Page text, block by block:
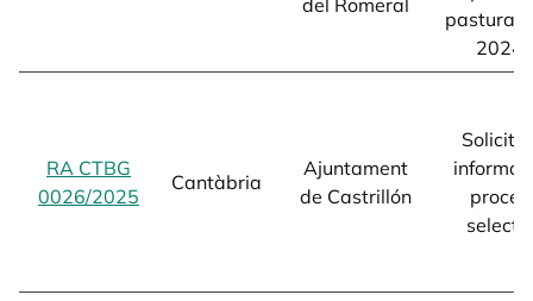
del Romeral
2024
RA CTBG
0026/2025 opens in a new tab
Cantàbria
Ajuntament
de Castrillón
procés
selectiu